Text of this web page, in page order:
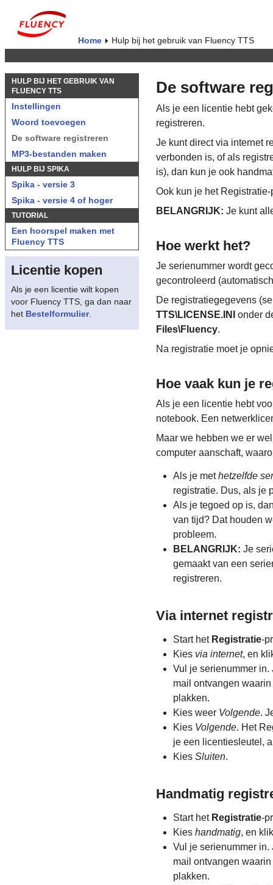
Home Hulp bij het gebruik van Fluency TTS
HULP BIJ HET GEBRUIK VAN
FLUENCY TTS
Instellingen
Woord toevoegen
De software registreren
MP3-bestanden maken
HULP BIJ SPIKA
Spika - versie 3
Spika - versie 4 of hoger
TUTORIAL
Een hoorspel maken met
Fluency TTS
Licentie kopen
Als je een licentie wilt kopen
voor Fluency TTS, ga dan naar
het Bestelformulier.
De software
Als je een licentie hebt
registreren.
Je kunt direct via internet
verbonden is, of als
is), dan kun je ook
Ook kun je het
BELANGRIJK: Je kunt
Hoe werkt het?
Je serienummer wordt
gecontroleerd
De registratiegegevens
TTS\LICENSE.INI
onder
Files\Fluency.
Na registratie moet je
Hoe vaak kun je
Als je een licentie hebt
notebook. Een
Maar we hebben we er
computer aanschaft,
Als je methetzelfde
registratie. Dus, als je
Als je tegoed op is,
van tijd? Dat houden
probleem.
BELANGRIJK: Je
gemaakt van een
registreren.
Via internet
Start het Registratie-
Kies via internet, en
Vul je serienummer
mail ontvangen
plakken.
Kies weer Volgende.
Kies Volgende. Het
je een licentiesleutel,
Kies Sluiten.
Handmatig
Start het Registratie-
Kies handmatig, en
Vul je serienummer
mail ontvangen
plakken.